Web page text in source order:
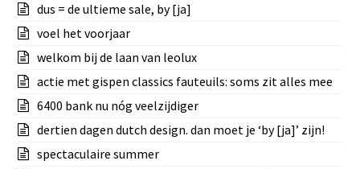
dus = de ultieme sale, by [ja]
voel het voorjaar
welkom bij de laan van leolux
actie met gispen classics fauteuils: soms zit alles mee
6400 bank nu nóg veelzijdiger
dertien dagen dutch design. dan moet je ‘by [ja]’ zijn!
spectaculaire summer